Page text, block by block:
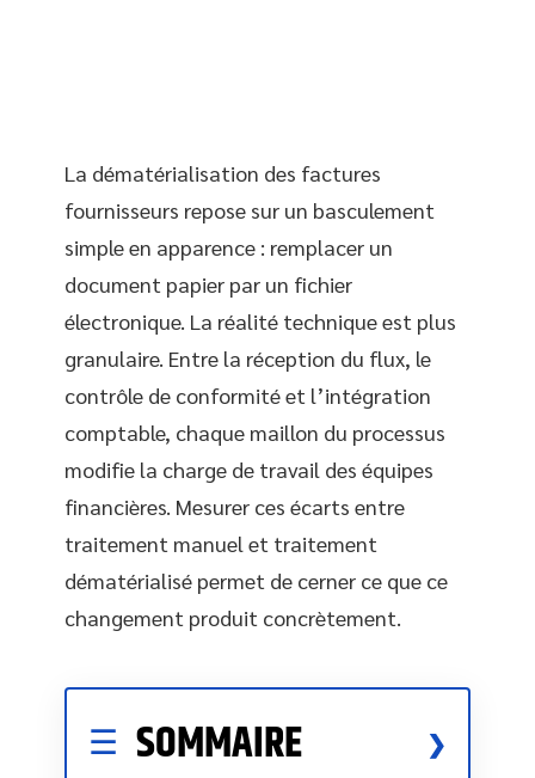
La dématérialisation des factures
fournisseurs repose sur un basculement
simple en apparence : remplacer un
document papier par un fichier
électronique. La réalité technique est plus
granulaire. Entre la réception du flux, le
contrôle de conformité et l’intégration
comptable, chaque maillon du processus
modifie la charge de travail des équipes
financières. Mesurer ces écarts entre
traitement manuel et traitement
dématérialisé permet de cerner ce que ce
changement produit concrètement.
SOMMAIRE